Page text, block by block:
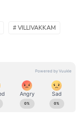
# VILLIVAKKAM